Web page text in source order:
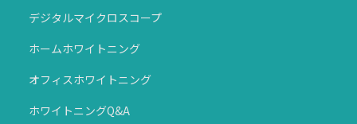
デジタルマイクロスコープ
ホームホワイトニング
オフィスホワイトニング
ホワイトニングQ&A